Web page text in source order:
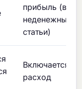
прибыль (вкл.
неденежные
статьи)
Включается
расход